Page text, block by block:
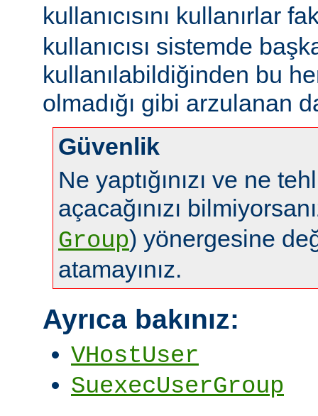
kullanıcısını kullanırlar
kullanıcısı sistemde
kullanılabildiğinden bu
olmadığı gibi arzulanan
Güvenlik
Ne yaptığınızı ve ne
açacağınızı
Group) yönergesine
atamayınız.
Ayrıca bakınız:
VHostUser
SuexecUserGroup